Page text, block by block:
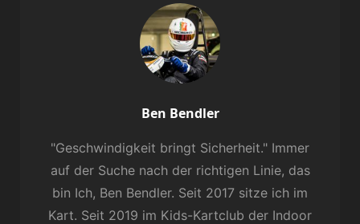
Author:
Ben Bendler
"Geschwindigkeit bringt Sicherheit." Immer
auf der Suche nach der richtigen Linie, das
bin Ich, Ben Bendler. Seit 2017 sitze ich im
Kart. Seit 2019 im Kids-Kartclub der Indoor